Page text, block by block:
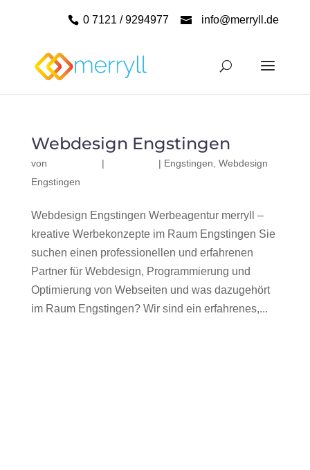
0 7121 / 9294977 info@merryll.de
Webdesign Engstingen
von | | Engstingen Webdesign
Engstingen
Webdesign Engstingen Werbeagentur merryll –
kreative Werbekonzepte im Raum Engstingen Sie
suchen einen professionellen und erfahrenen
Partner für Webdesign, Programmierung und
Optimierung von Webseiten und was dazugehört
im Raum Engstingen? Wir sind ein erfahrenes,...